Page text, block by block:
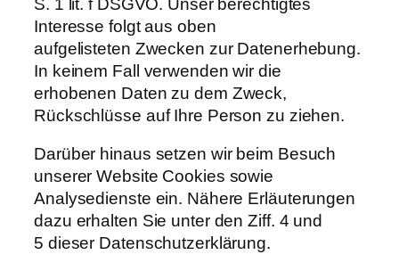
Interesse folgt aus oben
aufgelisteten Zwecken zur Datenerhebung.
In keinem Fall verwenden wir die
erhobenen Daten zu dem Zweck,
Rückschlüsse auf Ihre Person zu ziehen.
Darüber hinaus setzen wir beim Besuch
unserer Website Cookies sowie
Analysedienste ein. Nähere Erläuterungen
dazu erhalten Sie unter den Ziff. 4 und
5 dieser Datenschutzerklärung.